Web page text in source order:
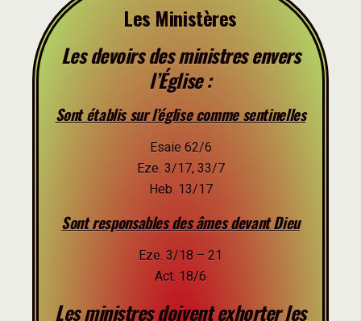
Les Ministères
Les devoirs des ministres envers
l’Église :
Sont établis sur l’église comme sentinelles
Esaie 62/6
Eze. 3/17, 33/7
Heb. 13/17
Sont responsables des âmes devant Dieu
Eze. 3/18 – 21
Act. 18/6
Les ministres doivent exhorter les